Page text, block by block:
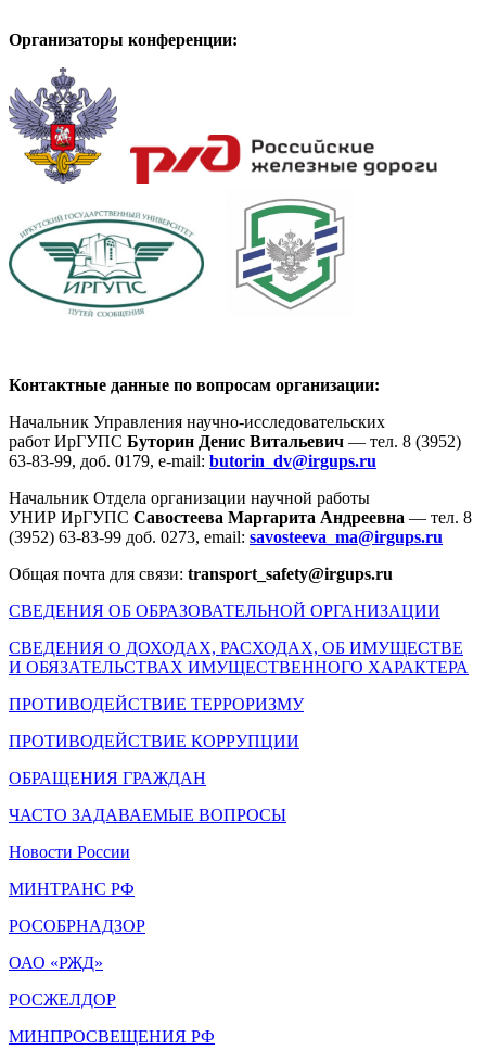
Организаторы конференции:
Контактные данные по вопросам организации:
Начальник Управления научно-исследовательских
работ ИрГУПС Буторин Денис Витальевич — тел. 8 (3952)
63-83-99, доб. 0179, e-mail: butorin_dv@irgups.ru
Начальник Отдела организации научной работы
УНИР ИрГУПС Савостеева Маргарита Андреевна — тел. 8
(3952) 63-83-99 доб. 0273, email: savosteeva_ma@irgups.ru
Общая почта для связи: transport_safety@irgups.ru
СВЕДЕНИЯ ОБ ОБРАЗОВАТЕЛЬНОЙ ОРГАНИЗАЦИИ
СВЕДЕНИЯ О ДОХОДАХ, РАСХОДАХ, ОБ ИМУЩЕСТВЕ
И ОБЯЗАТЕЛЬСТВАХ ИМУЩЕСТВЕННОГО ХАРАКТЕРА
ПРОТИВОДЕЙСТВИЕ ТЕРРОРИЗМУ
ПРОТИВОДЕЙСТВИЕ КОРРУПЦИИ
ОБРАЩЕНИЯ ГРАЖДАН
ЧАСТО ЗАДАВАЕМЫЕ ВОПРОСЫ
Новости России
МИНТРАНС РФ
РОСОБРНАДЗОР
ОАО «РЖД»
РОСЖЕЛДОР
МИНПРОСВЕЩЕНИЯ РФ